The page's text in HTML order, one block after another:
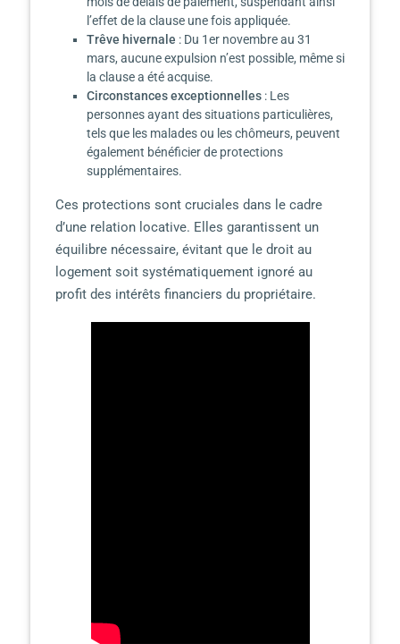
l’effet de la clause une fois appliquée.
Trêve hivernale : Du 1er novembre au 31
mars, aucune expulsion n’est possible, même si
la clause a été acquise.
Circonstances exceptionnelles: Les
personnes ayant des situations particulières,
tels que les malades ou les chômeurs, peuvent
également bénéficier de protections
supplémentaires.
Ces protections sont cruciales dans le cadre
d’une relation locative. Elles garantissent un
équilibre nécessaire, évitant que le droit au
logement soit systématiquement ignoré au
profit des intérêts financiers du propriétaire.